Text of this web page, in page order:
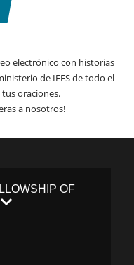
electrónico con historias
de IFES de todo el
oraciones.
a nosotros!
OF